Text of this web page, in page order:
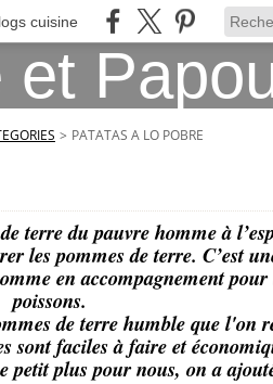
cuisine
> PATATAS A LO POBRE
terre du pauvre homme à
les pommes de terre. C’est
en accompagnement
poissons.
de terre humble que l'on
sont faciles à faire et
petit plus pour nous, on a